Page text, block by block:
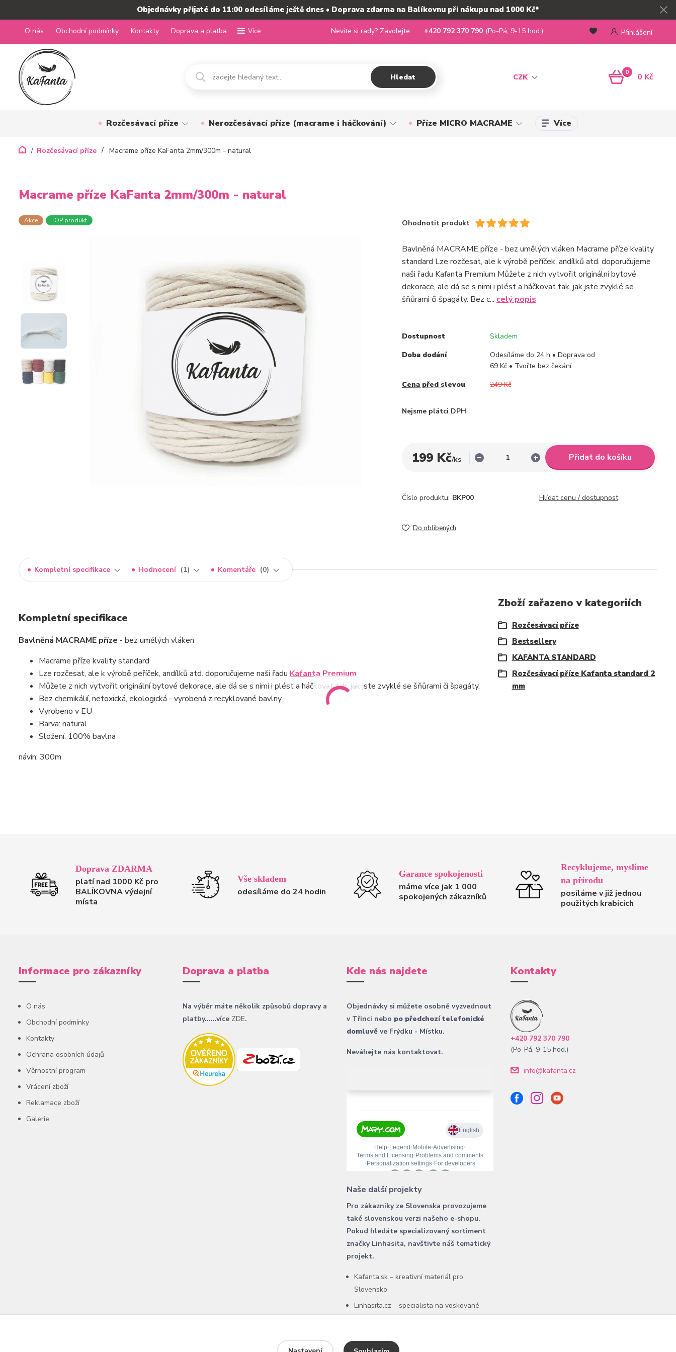
Objednávky přijaté do 11:00 odesíláme ještě dnes • Doprava zdarma na Balíkovnu při nákupu nad 1000 Kč*
O nás Obchodní podmínky Kontakty Doprava a platba Více
CZK
Přihlášení
Hledat
Nevíte si rady? Zavolejte. +420 792 370 790 (Po-Pá, 9-15 hod.)
0 0 Kč
Rozčesávací příze Nerozčesávací příze (macrame i háčkování) Příze MICRO MACRAME Více
Rozčesávací příze Macrame příze KaFanta 2mm/300m - natural
Macrame příze KaFanta 2mm/300m - natural
Akce TOP produkt Ohodnotit produkt
Bavlněná MACRAME příze - bez umělých vláken Macrame příze kvality
standard Lze rozčesat, ale k výrobě peříček, andílků atd. doporučujeme
naši řadu Kafanta Premium Můžete z nich vytvořit originální bytové
dekorace, ale dá se s nimi i plést a háčkovat tak, jak jste zvyklé se
šňůrami či špagáty. Bez c... celý popis
Dostupnost
Skladem
Doba dodání
Odesíláme do 24 h • Doprava od
69 Kč • Tvořte bez čekání
Cena před slevou
249 Kč
Nejsme plátci DPH
199 Kč/ks Přidat do košíku
Číslo produktu: BKP00 Hlídat cenu / dostupnost
Do oblíbených
Kompletní specifikace Hodnocení 1 Komentáře 0
Kompletní specifikace
Bavlněná MACRAME příze - bez umělých vláken
Macrame příze kvality standard
Lze rozčesat, ale k výrobě peříček, andílků atd. doporučujeme naši řadu Kafanta Premium
Můžete z nich vytvořit originální bytové dekorace, ale dá se s nimi i plést a háčkovat tak, jak jste zvyklé se šňůrami či špagáty.
Bez chemikálií, netoxická, ekologická - vyrobená z recyklované bavlny
Vyrobeno v EU
Barva: natural
Složení: 100% bavlna
návin: 300m
Zboží zařazeno v kategoriích
Rozčesávací příze
Bestsellery
KAFANTA STANDARD
Rozčesávací příze Kafanta standard 2
mm
Doprava ZDARMA
platí nad 1000 Kč pro
BALÍKOVNA výdejní
místa
Vše skladem
odesíláme do 24 hodin
Garance spokojenosti
máme více jak 1 000
spokojených zákazníků
Recyklujeme, myslíme
na přírodu
posíláme v již jednou
použitých krabicích
Informace pro zákazníky
O nás
Obchodní podmínky
Kontakty
Ochrana osobních údajů
Věrnostní program
Vrácení zboží
Reklamace zboží
Galerie
Doprava a platba
Na výběr máte několik způsobů dopravy a
platby......více ZDE.
Kde nás najdete
Objednávky si můžete osobně vyzvednout
v Třinci nebo po předchozí telefonické
domluvě ve Frýdku - Místku.
Neváhejte nás kontaktovat.
Naše další projekty
Pro zákazníky ze Slovenska provozujeme
také slovenskou verzi našeho e-shopu.
Pokud hledáte specializovaný sortiment
značky Linhasita, navštivte náš tematický
projekt.
Kafanta.sk – kreativní materiál pro
Slovensko
Linhasita.cz – specialista na voskované
šňůry Linhasita
Kontakty
+420 792 370 790
(Po-Pá, 9-15 hod.)
info@kafanta.cz